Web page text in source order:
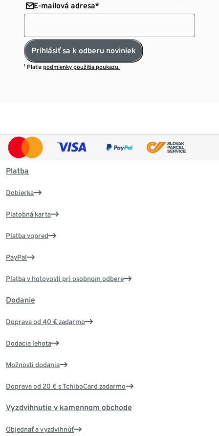
E-mailová adresa*
Prihlásiť sa k odberu noviniek
¹ Platia podmienky použitia poukazu.
Platba
Dobierka
Platobná karta
Platba vopred
PayPal
Platba v hotovosti pri osobnom odbere
Dodanie
Doprava od 40 € zadarmo
Dodacia lehota
Možnosti dodania
Doprava od 20 € s TchiboCard zadarmo
Vyzdvihnutie v kamennom obchode
Objednať a vyzdvihnúť